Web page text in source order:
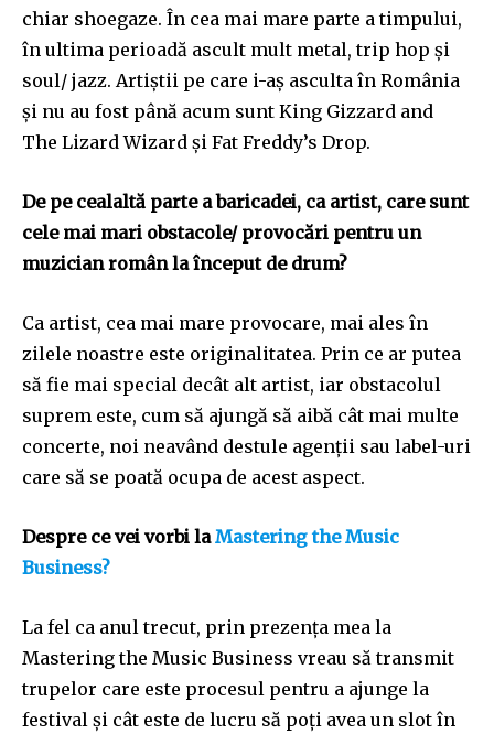
chiar shoegaze. În cea mai mare parte a timpului,
în ultima perioadă ascult mult metal, trip hop și
soul/ jazz. Artiștii pe care i-aș asculta în România
și nu au fost până acum sunt King Gizzard and
The Lizard Wizard și Fat Freddy’s Drop.
De pe cealaltă parte a baricadei, ca artist, care sunt
cele mai mari obstacole/ provocări pentru un
muzician român la început de drum?
Ca artist, cea mai mare provocare, mai ales în
zilele noastre este originalitatea. Prin ce ar putea
să fie mai special decât alt artist, iar obstacolul
suprem este, cum să ajungă să aibă cât mai multe
concerte, noi neavând destule agenții sau label-uri
care să se poată ocupa de acest aspect.
Despre ce vei vorbi laMastering the Music
Business?
La fel ca anul trecut, prin prezența mea la
Mastering the Music Business vreau să transmit
trupelor care este procesul pentru a ajunge la
festival și cât este de lucru să poți avea un slot în